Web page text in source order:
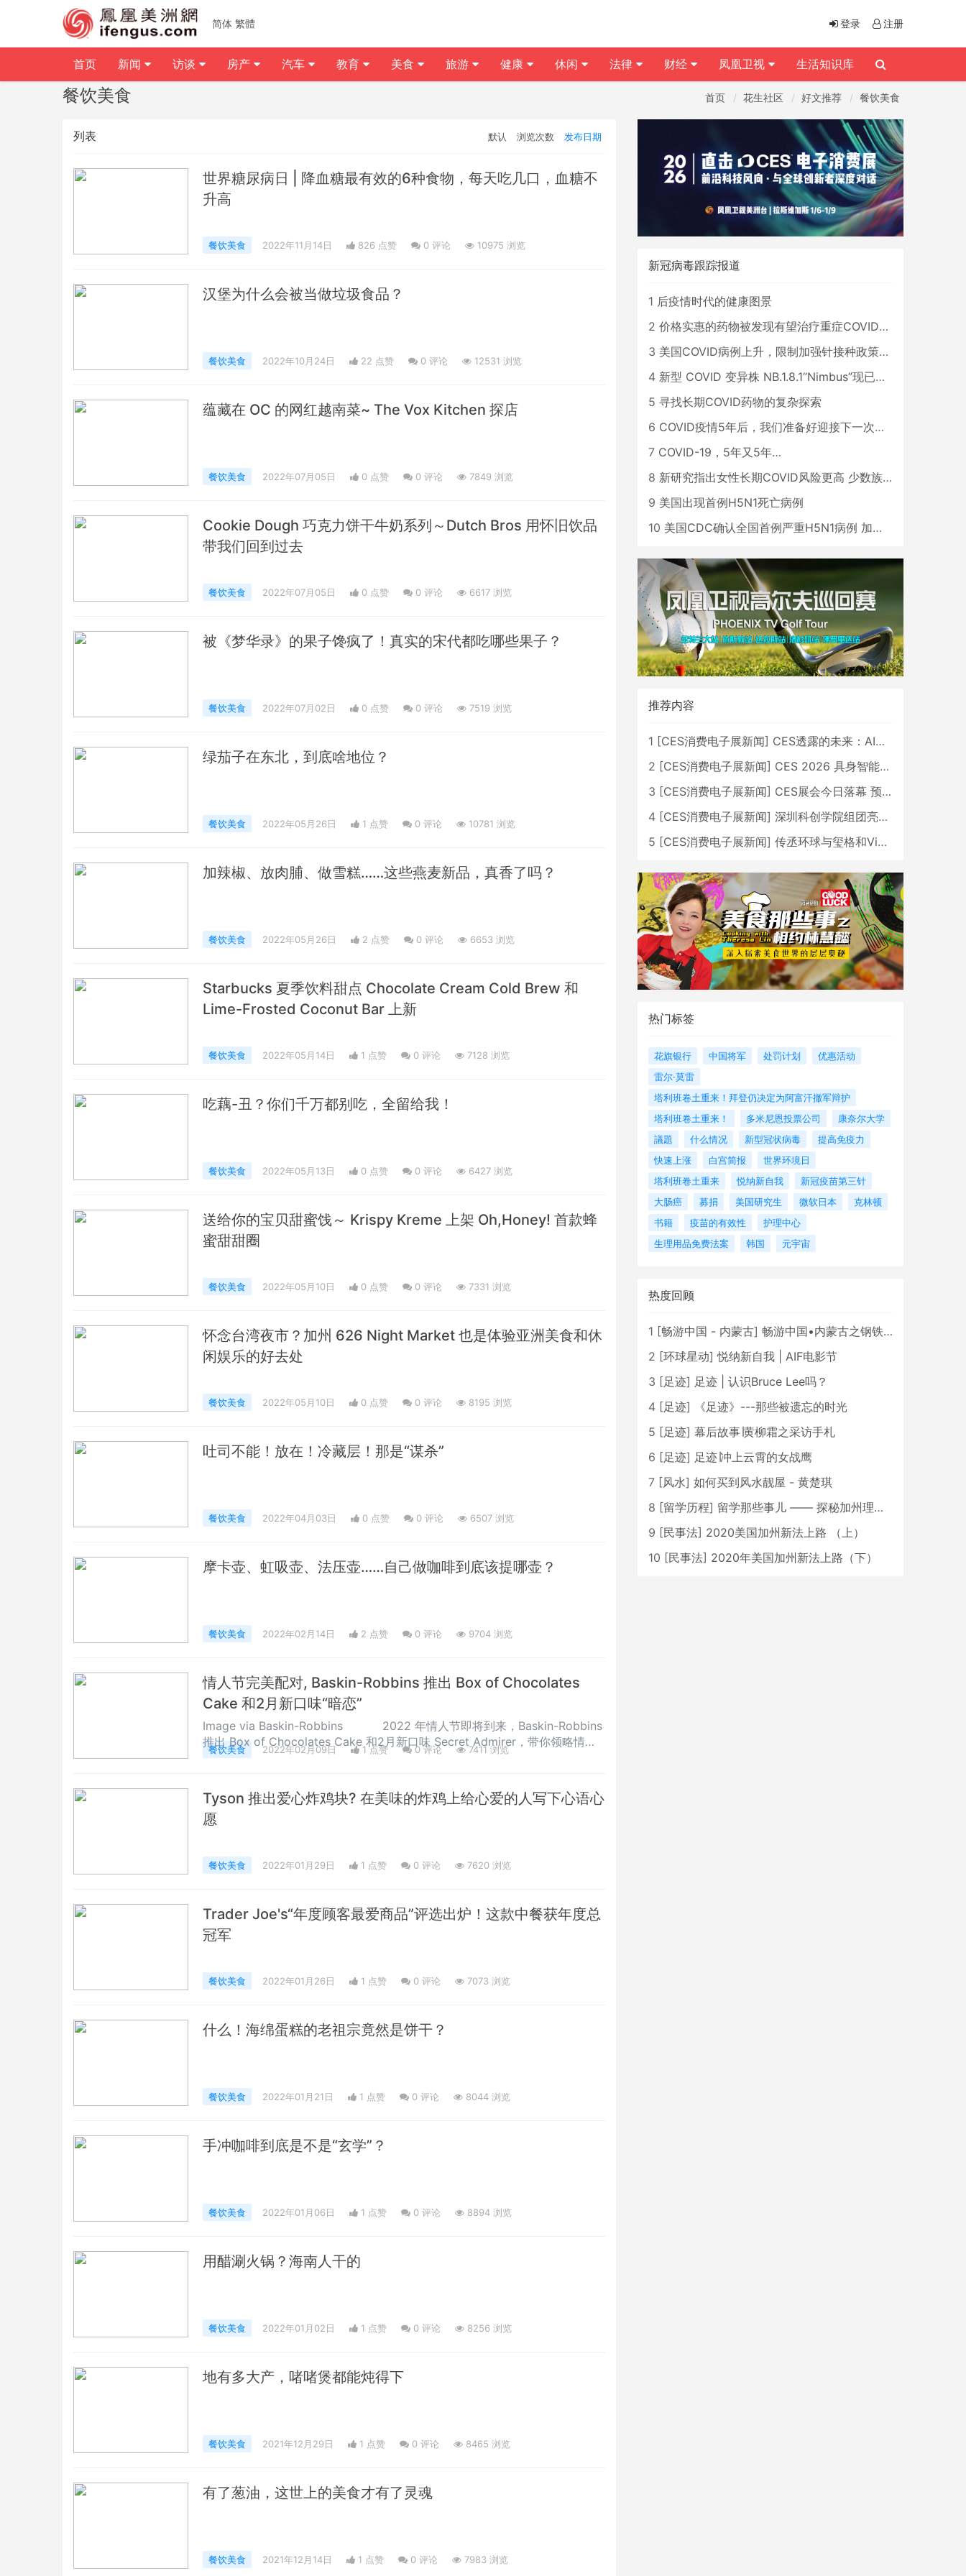
餐饮美食 首页 花生社区 好文推荐 餐饮美食
列表 默认 浏览次数 发布日期
世界糖尿病日 | 降血糖最有效的6种食物，每天吃几口，血糖不
升高
餐饮美食 2022年11月14日 826 点赞 0 评论 10975 浏览
汉堡为什么会被当做垃圾食品？
餐饮美食 2022年10月24日 22 点赞 0 评论 12531 浏览
蕴藏在 OC 的网红越南菜~ The Vox Kitchen 探店
餐饮美食 2022年07月05日 0 点赞 0 评论 7849 浏览
Cookie Dough 巧克力饼干牛奶系列～Dutch Bros 用怀旧饮品
带我们回到过去
餐饮美食 2022年07月05日 0 点赞 0 评论 6617 浏览
被《梦华录》的果子馋疯了！真实的宋代都吃哪些果子？
餐饮美食 2022年07月02日 0 点赞 0 评论 7519 浏览
绿茄子在东北，到底啥地位？
餐饮美食 2022年05月26日 1 点赞 0 评论 10781 浏览
加辣椒、放肉脯、做雪糕……这些燕麦新品，真香了吗？
餐饮美食 2022年05月26日 2 点赞 0 评论 6653 浏览
Starbucks 夏季饮料甜点 Chocolate Cream Cold Brew 和
Lime-Frosted Coconut Bar 上新
餐饮美食 2022年05月14日 1 点赞 0 评论 7128 浏览
吃藕-丑？你们千万都别吃，全留给我！
餐饮美食 2022年05月13日 0 点赞 0 评论 6427 浏览
送给你的宝贝甜蜜饯～ Krispy Kreme 上架 Oh,Honey! 首款蜂
蜜甜甜圈
餐饮美食 2022年05月10日 0 点赞 0 评论 7331 浏览
怀念台湾夜市？加州 626 Night Market 也是体验亚洲美食和休
闲娱乐的好去处
餐饮美食 2022年05月10日 0 点赞 0 评论 8195 浏览
吐司不能！放在！冷藏层！那是“谋杀”
餐饮美食 2022年04月03日 0 点赞 0 评论 6507 浏览
摩卡壶、虹吸壶、法压壶……自己做咖啡到底该提哪壶？
餐饮美食 2022年02月14日 2 点赞 0 评论 9704 浏览
情人节完美配对, Baskin-Robbins 推出 Box of Chocolates
Cake 和2月新口味“暗恋”
Image via Baskin-Robbins 2022 年情人节即将到来，Baskin-Robbins
推出 Box of Chocolates Cake 和2月新口味 Secret Admirer，带你领略情人
节的甜蜜滋味。 &nbs
餐饮美食 2022年02月09日 1 点赞 0评论 7411 浏览
Tyson 推出爱心炸鸡块? 在美味的炸鸡上给心爱的人写下心语心
愿
餐饮美食 2022年01月29日 1 点赞 0 评论 7620 浏览
Trader Joe's“年度顾客最爱商品”评选出炉！这款中餐获年度总
冠军
餐饮美食 2022年01月26日 1 点赞 0 评论 7073 浏览
什么！海绵蛋糕的老祖宗竟然是饼干？
餐饮美食 2022年01月21日 1 点赞 0 评论 8044 浏览
手冲咖啡到底是不是“玄学”？
餐饮美食 2022年01月06日 1 点赞 0 评论 8894 浏览
用醋涮火锅？海南人干的
餐饮美食 2022年01月02日 1 点赞 0 评论 8256 浏览
地有多大产，啫啫煲都能炖得下
餐饮美食 2021年12月29日 1 点赞 0 评论 8465 浏览
有了葱油，这世上的美食才有了灵魂
餐饮美食 2021年12月14日 1 点赞 0 评论 7983 浏览
新冠病毒跟踪报道
1 后疫情时代的健康图景
2 价格实惠的药物被发现有望治疗重症COVID患者
3 美国COVID病例上升，限制加强针接种政策即将出台
4 新型 COVID 变异株 NB.1.8.1“Nimbus”现已在美国占据主导地位
5 寻找长期COVID药物的复杂探索
6 COVID疫情5年后，我们准备好迎接下一次大流行了吗？
7 COVID-19，5年又5年…
8 新研究指出女性长期COVID风险更高 少数族裔儿童存在差异
9 美国出现首例H5N1死亡病例
10 美国CDC确认全国首例严重H5N1病例 加州进入紧急状态
推荐内容
1 [CES消费电子展新闻] CES透露的未来：AI、机器人与智能生活大爆发
2 [CES消费电子展新闻] CES 2026 具身智能与创新领域 中国公司大放异彩
3 [CES消费电子展新闻] CES展会今日落幕 预计2026行业收入将超五千亿美元
4 [CES消费电子展新闻] 深圳科创学院组团亮相CES 广受好评
5 [CES消费电子展新闻] 传丞环球与玺格和VibeLens共同推出全新耳机
热门标签
花旗银行 中国将军 处罚计划
优惠活动
雷尔·莫雷
塔利班卷土重来！拜登仍决定为阿富汗撤军辩护
塔利班卷土重来！
多米尼恩投票公司
康奈尔大学
議題
什么情况 新型冠状病毒
提高免疫力
快速上涨
白宫简报
世界环境日
塔利班卷土重来
悦纳新自我
新冠疫苗第三针
大肠癌
募捐 美国研究生 微软日本
克林顿
书籍
疫苗的有效性
护理中心
生理用品免费法案
韩国 元宇宙
热度回顾
1 [畅游中国 - 内蒙古] 畅游中国•内蒙古之钢铁骄子，魅力包头
2 [环球星动] 悦纳新自我 | AIF电影节
3 [足迹] 足迹 | 认识Bruce Lee吗？
4 [足迹]
《足迹》---那些被遗忘的时光
5 [足迹] 幕后故事∣黄柳霜之采访手札
6 [足迹] 足迹∣冲上云霄的女战鹰
7 [风水] 如何买到风水靓屋 - 黄楚琪
8 [留学历程] 留学那些事儿 —— 探秘加州理工学院Caltech博士生活 [上集]
9 [民事法] 2020美国加州新法上路 （上）
10 [民事法] 2020年美国加州新法上路（下）
简体 繁體 登录 注册
首页 新闻 访谈 房产 汽车 教育 美食 旅游 健康 休闲 法律 财经 凤凰卫视 生活知识库